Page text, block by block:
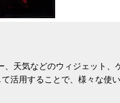
天気などのウィジェット、
活用することで、様々な使